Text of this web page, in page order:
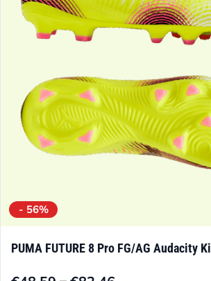
können
Produktseite
gewählt
werden
- 56%
PUMA FUTURE 8 Pro FG/AG Audacity